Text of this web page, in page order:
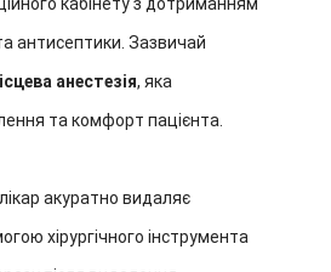
антисептики. Зазвичай
анестезія, яка
та комфорт пацієнта.
акуратно видаляє
хірургічного інструмента